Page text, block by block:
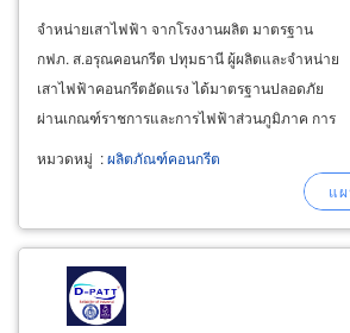
จำหน่ายเสาไฟฟ้า จากโรงงานผลิต มาตรฐาน
กฟภ. ส.อรุณคอนกรีต ปทุมธานี ผู้ผลิตและจำหน่าย
เสาไฟฟ้าคอนกรีตอัดแรง ได้มาตรฐานปลอดภัย
ผ่านเกณฑ์ราชการและการไฟฟ้าส่วนภูมิภาค การ
ไฟฟ้านครหลวง มีจำหน่ายเสาไฟฟ้า
คอนกรีตอัดแรง เพื่อใช้พาดสายไฟแรงสูง-แรงต่ำ
พาดสายไฟเข้าบ้าน พาดสายไฟริมทางริมถนน เสา
ติดตั้งสายสัญญาณอินเตอร์เน็ต
หมวดหมู่ :ผลิตภัณฑ์คอนกรีต